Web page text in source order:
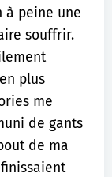
à peine une
souffrir.
plus
me
de gants
de ma